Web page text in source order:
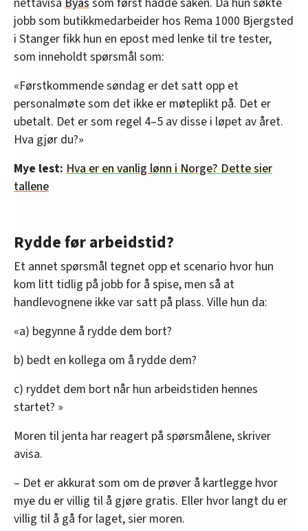
jobb som butikkmedarbeider hos Rema 1000 Bjergsted
i Stanger fikk hun en epost med lenke til tre tester,
som inneholdt spørsmål som:
«Førstkommende søndag er det satt opp et
personalmøte som det ikke er møteplikt på. Det er
ubetalt. Det er som regel 4–5 av disse i løpet av året.
Hva gjør du?»
Mye lest: Hva er en vanlig lønn i Norge? Dette sier
tallene
Rydde før arbeidstid?
Et annet spørsmål tegnet opp et scenario hvor hun
kom litt tidlig på jobb for å spise, men så at
handlevognene ikke var satt på plass. Ville hun da:
«a) begynne å rydde dem bort?
b) bedt en kollega om å rydde dem?
c) ryddet dem bort når hun arbeidstiden hennes
startet? »
Moren til jenta har reagert på spørsmålene, skriver
avisa.
– Det er akkurat som om de prøver å kartlegge hvor
mye du er villig til å gjøre gratis. Eller hvor langt du er
villig til å gå for laget, sier moren.